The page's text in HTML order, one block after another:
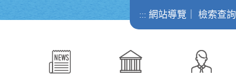
::: 網站導覽 檢索查詢